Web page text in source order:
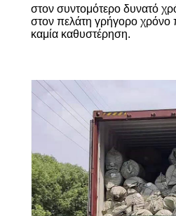
στον συντομότερο δυνατό
στον πελάτη γρήγορο
καμία καθυστέρηση.